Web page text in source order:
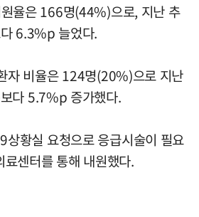
율은 166명(44%)으로, 지난 추
6.3%p 늘었다.
자 비율은 124명(20%)으로 지난
다 5.7%p 증가했다.
황실 요청으로 응급시술이 필요
센터를 통해 내원했다.